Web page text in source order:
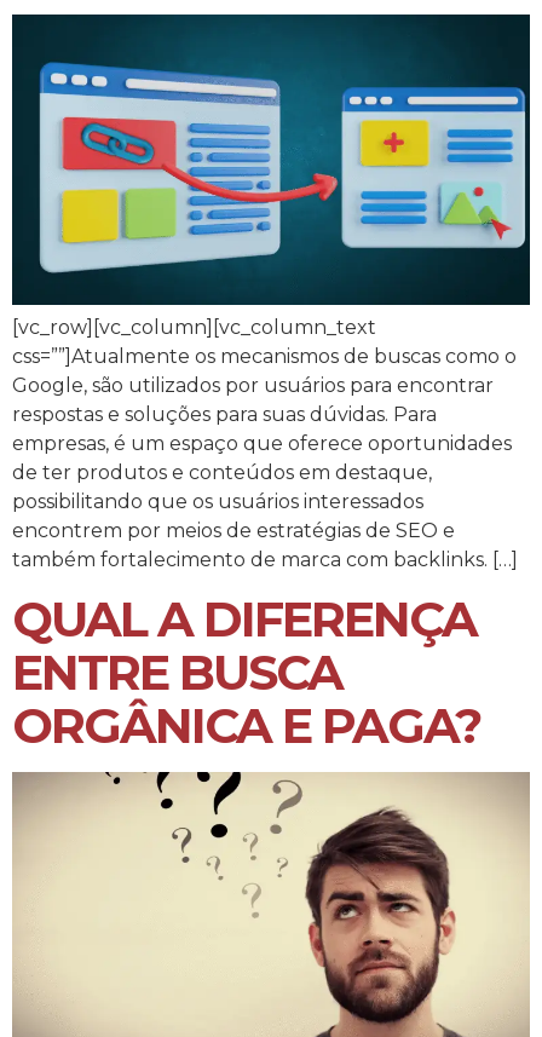
[vc_row][vc_column][vc_column_text
css=””]Atualmente os mecanismos de buscas como o
Google, são utilizados por usuários para encontrar
respostas e soluções para suas dúvidas. Para
empresas, é um espaço que oferece oportunidades
de ter produtos e conteúdos em destaque,
possibilitando que os usuários interessados
encontrem por meios de estratégias de SEO e
também fortalecimento de marca com backlinks. […]
QUAL A DIFERENÇA
ENTRE BUSCA
ORGÂNICA E PAGA?